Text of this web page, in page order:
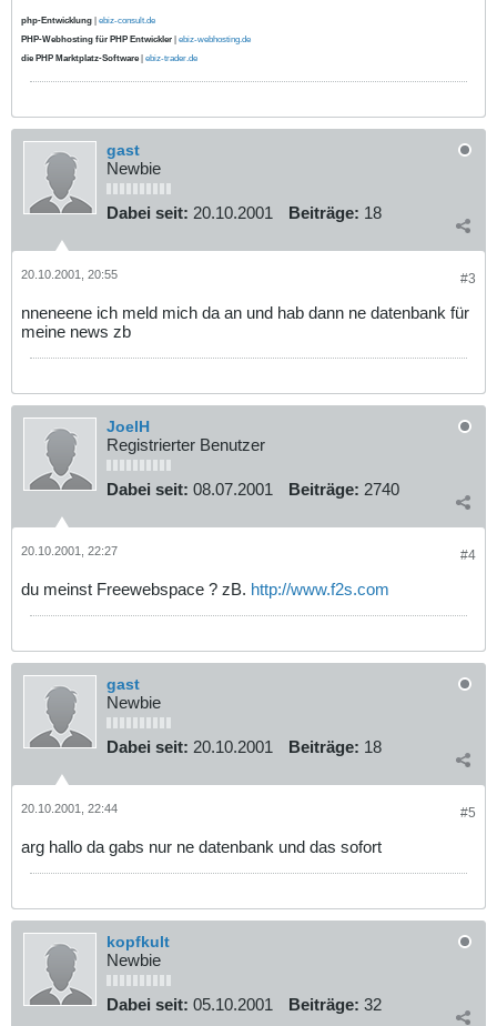
php-Entwicklung | ebiz-consult.de
PHP-Webhosting für PHP Entwickler | ebiz-webhosting.de
die PHP Marktplatz-Software | ebiz-trader.de
gast
Newbie
Dabei seit: 20.10.2001 Beiträge: 18
#3
20.10.2001, 20:55
nneneene ich meld mich da an und hab dann ne datenbank für
meine news zb
JoelH
Registrierter Benutzer
Dabei seit: 08.07.2001 Beiträge: 2740
#4
20.10.2001, 22:27
du meinst Freewebspace ? zB. http://www.f2s.com
gast
Newbie
Dabei seit: 20.10.2001 Beiträge: 18
#5
20.10.2001, 22:44
arg hallo da gabs nur ne datenbank und das sofort
kopfkult
Newbie
Dabei seit: 05.10.2001 Beiträge: 32